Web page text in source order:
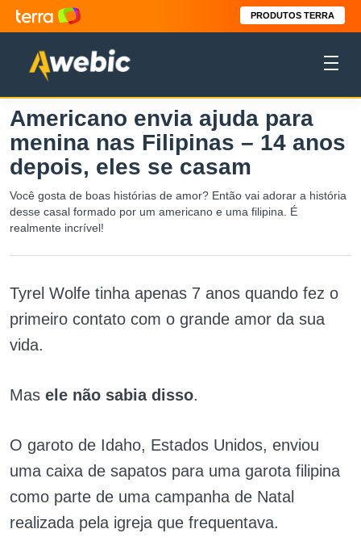
PRODUTOS TERRA
Americano envia ajuda para
menina nas Filipinas – 14 anos
depois, eles se casam
Você gosta de boas histórias de amor? Então vai adorar a história
desse casal formado por um americano e uma filipina. É
realmente incrível!
Tyrel Wolfe tinha apenas 7 anos quando fez o
primeiro contato com o grande amor da sua
vida.
Mas ele não sabia disso.
O garoto de Idaho, Estados Unidos, enviou
uma caixa de sapatos para uma garota filipina
como parte de uma campanha de Natal
realizada pela igreja que frequentava.